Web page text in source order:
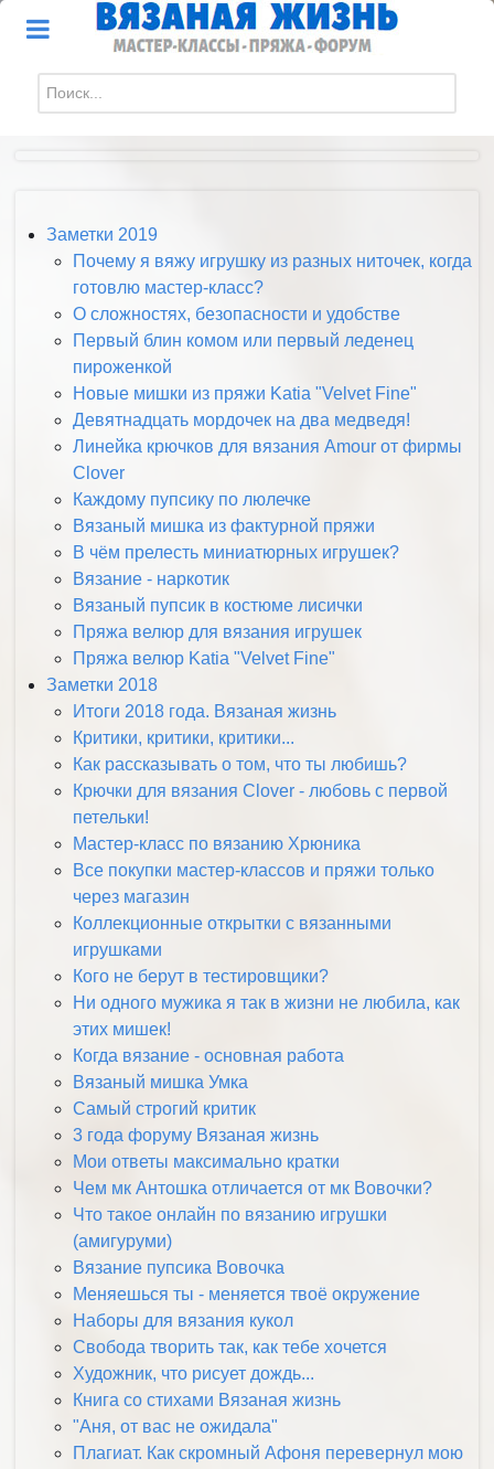
Искать...
Заметки 2019
Почему я вяжу игрушку из разных ниточек, когда
готовлю мастер-класс?
О сложностях, безопасности и удобстве
Первый блин комом или первый леденец
пироженкой
Новые мишки из пряжи Katia "Velvet Fine"
Девятнадцать мордочек на два медведя!
Линейка крючков для вязания Amour от фирмы
Clover
Каждому пупсику по люлечке
Вязаный мишка из фактурной пряжи
В чём прелесть миниатюрных игрушек?
Вязание - наркотик
Вязаный пупсик в костюме лисички
Пряжа велюр для вязания игрушек
Пряжа велюр Katia "Velvet Fine"
Заметки 2018
Итоги 2018 года. Вязаная жизнь
Критики, критики, критики...
Как рассказывать о том, что ты любишь?
Крючки для вязания Clover - любовь с первой
петельки!
Мастер-класс по вязанию Хрюника
Все покупки мастер-классов и пряжи только
через магазин
Коллекционные открытки с вязанными
игрушками
Кого не берут в тестировщики?
Ни одного мужика я так в жизни не любила, как
этих мишек!
Когда вязание - основная работа
Вязаный мишка Умка
Самый строгий критик
3 года форуму Вязаная жизнь
Мои ответы максимально кратки
Чем мк Антошка отличается от мк Вовочки?
Что такое онлайн по вязанию игрушки
(амигуруми)
Вязание пупсика Вовочка
Меняешься ты - меняется твоё окружение
Наборы для вязания кукол
Свобода творить так, как тебе хочется
Художник, что рисует дождь...
Книга со стихами Вязаная жизнь
"Аня, от вас не ожидала"
Плагиат. Как скромный Афоня перевернул мою